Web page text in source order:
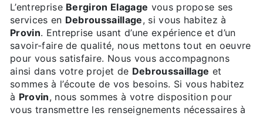
L’entreprise Bergiron Elagage vous propose ses
services en Debroussaillage, si vous habitez à
Provin. Entreprise usant d’une expérience et d’un
savoir-faire de qualité, nous mettons tout en oeuvre
pour vous satisfaire. Nous vous accompagnons
ainsi dans votre projet de Debroussaillage et
sommes à l’écoute de vos besoins. Si vous habitez
à Provin, nous sommes à votre disposition pour
vous transmettre les renseignements nécessaires à